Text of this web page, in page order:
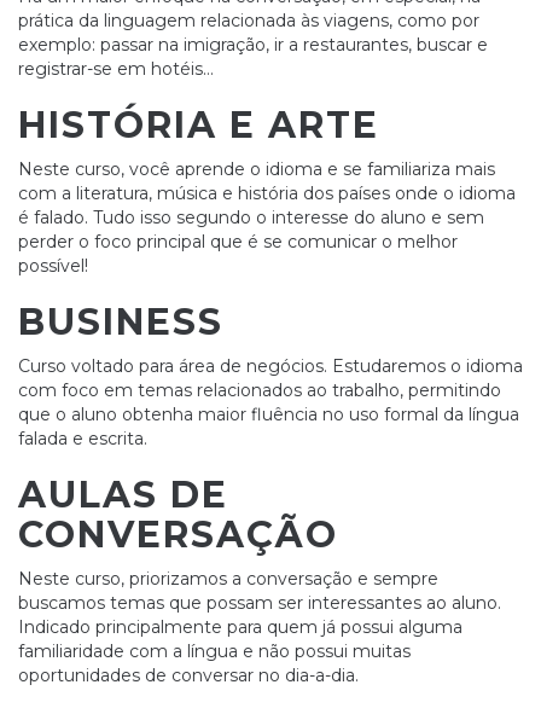
prática da linguagem relacionada às viagens, como por
exemplo: passar na imigração, ir a restaurantes, buscar e
registrar-se em hotéis…
HISTÓRIA E ARTE
Neste curso, você aprende o idioma e se familiariza mais
com a literatura, música e história dos países onde o idioma
é falado. Tudo isso segundo o interesse do aluno e sem
perder o foco principal que é se comunicar o melhor
possível!
BUSINESS
Curso voltado para área de negócios. Estudaremos o idioma
com foco em temas relacionados ao trabalho, permitindo
que o aluno obtenha maior fluência no uso formal da língua
falada e escrita.
AULAS DE
CONVERSAÇÃO
Neste curso, priorizamos a conversação e sempre
buscamos temas que possam ser interessantes ao aluno.
Indicado principalmente para quem já possui alguma
familiaridade com a língua e não possui muitas
oportunidades de conversar no dia-a-dia.